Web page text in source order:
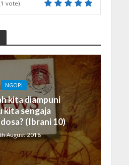
1 vote)
NGOPI
kita diampuni
kita sengaja
(Ibrani 10)
August 2018